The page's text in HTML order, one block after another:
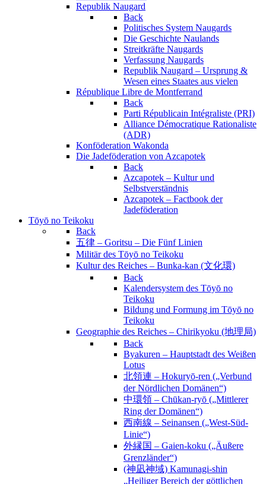
Republik Naugard
Back
Politisches System Naugards
Die Geschichte Naulands
Streitkräfte Naugards
Verfassung Naugards
Republik Naugard – Ursprung &
Wesen eines Staates aus vielen
République Libre de Montferrand
Back
Parti Républicain Intégraliste (PRI)
Alliance Démocratique Rationaliste
(ADR)
Konföderation Wakonda
Die Jadeföderation von Azcapotek
Back
Azcapotek – Kultur und
Selbstverständnis
Azcapotek – Factbook der
Jadeföderation
Tōyō no Teikoku
Back
五律 – Goritsu – Die Fünf Linien
Militär des Tōyō no Teikoku
Kultur des Reiches – Bunka-kan (文化環)
Back
Kalendersystem des Tōyō no
Teikoku
Bildung und Formung im Tōyō no
Teikoku
Geographie des Reiches – Chirikyoku (地理局)
Back
Byakuren – Hauptstadt des Weißen
Lotus
北領連 – Hokuryō-ren („Verbund
der Nördlichen Domänen“)
中環領 – Chūkan-ryō („Mittlerer
Ring der Domänen“)
西南線 – Seinansen („West-Süd-
Linie“)
外縁国 – Gaien-koku („Äußere
Grenzländer“)
(神凪神域) Kamunagi-shin
„Heiliger Bereich der göttlichen